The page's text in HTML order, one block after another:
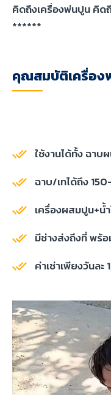
คิดถึงเครื่องพ่นปูน คิดถึ
******
คุณสมบัติเครื่อง
ใช้งานได้ทั้ง ฉาบ
ฉาบ/เทได้ถึง
เครื่องผสมปูน+น้
มีช่างส่งถึงที่ พร้
ค่าเช่าเพียงวันล